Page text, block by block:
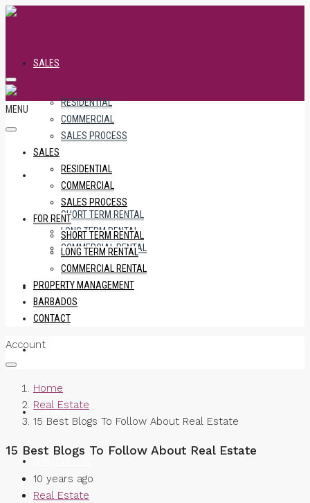
SALES
RESIDENTIAL
COMMERCIAL
SALES PROCESS
FOR RENT
SHORT TERM RENTAL
LONG TERM RENTAL
COMMERCIAL RENTAL
PROPERTY MANAGEMENT
BARBADOS
CONTACT
(246) 233 1152
MENU
SALES
RESIDENTIAL
COMMERCIAL
SALES PROCESS
FOR RENT
SHORT TERM RENTAL
LONG TERM RENTAL
COMMERCIAL RENTAL
PROPERTY MANAGEMENT
BARBADOS
CONTACT
Account
Home
Real Estate
15 Best Blogs To Follow About Real Estate
15 Best Blogs To Follow About Real Estate
10 years ago
Real Estate